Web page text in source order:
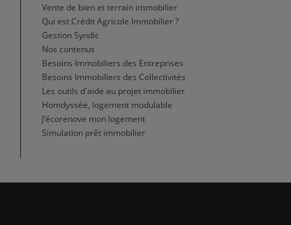
Vente de bien et terrain immobilier
Qui est Crédit Agricole Immobilier ?
Gestion Syndic
Nos contenus
Besoins Immobiliers des Entreprises
Besoins Immobiliers des Collectivités
Les outils d'aide au projet immobilier
Homdyssée, logement modulable
J'écorenove mon logement
Simulation prêt immobilier